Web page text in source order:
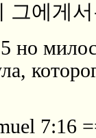
그에게
но
7:16